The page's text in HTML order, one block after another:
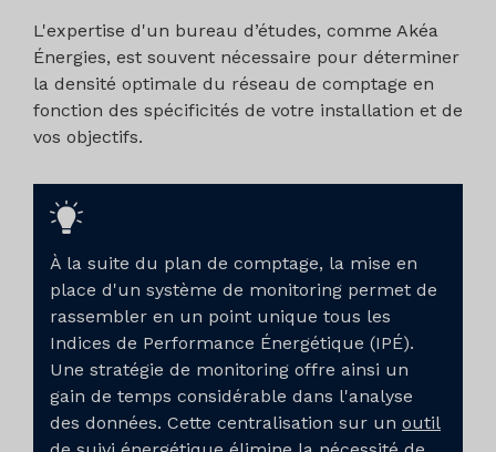
L'expertise d'un bureau d’études, comme Akéa
Énergies, est souvent nécessaire pour déterminer
la densité optimale du réseau de comptage en
fonction des spécificités de votre installation et de
vos objectifs.
À la suite du plan de comptage, la mise en
place d'un système de monitoring permet de
rassembler en un point unique tous les
Indices de Performance Énergétique (IPÉ).
Une stratégie de monitoring offre ainsi un
gain de temps considérable dans l'analyse
des données. Cette centralisation sur un outil